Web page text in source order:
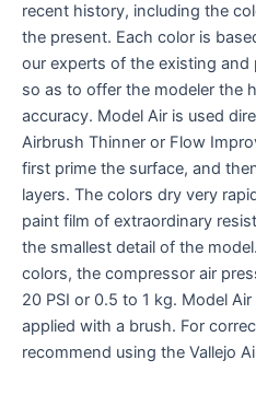
recent history, including the
the present. Each color is
our experts of the existing and
so as to offer the modeler the
accuracy. Model Air is used
Airbrush Thinner or Flow
first prime the surface, and
layers. The colors dry very
paint film of extraordinary
the smallest detail of the
colors, the compressor air
20 PSI or 0.5 to 1 kg. Model
applied with a brush. For
recommend using the Vallejo